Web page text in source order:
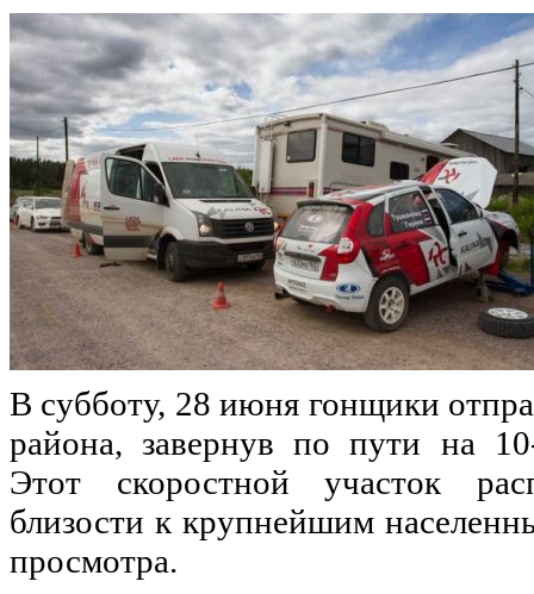
В субботу, 28 июня гонщики
района, завернув по пути на
Этот скоростной участок
близости к крупнейшим
просмотра.